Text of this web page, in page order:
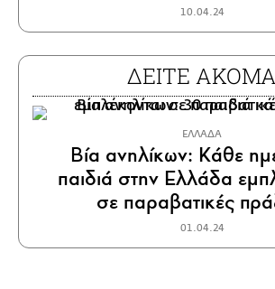
10.04.24
ΔΕΙΤΕ ΑΚΟΜΑ
ΕΛΛΑΔΑ
Βία ανηλίκων: Κάθε
παιδιά στην Ελλάδα
σε παραβατικές
01.04.24